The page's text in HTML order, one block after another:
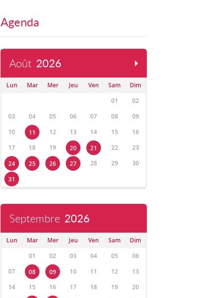
Agenda
Août 2026
Lun Mar Mer Jeu Ven Sam
Dim
01
02
03
04 05 06 07 08
09
10
11 12 13 14 15
16
17
18 19 20 21 22
23
24
25 26 27 28 29
30
31
Septembre 2026
Lun Mar Mer Jeu Ven Sam
Dim
01
02 03 04 05
06
07
08 09 10 11 12
13
14
15 16 17 18 19
20